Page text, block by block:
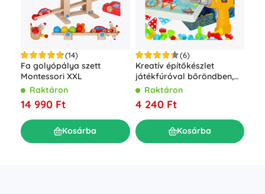
(14)
Fa golyópálya szett
Montessori XXL
Raktáron
14 990 Ft
Kosárba
(6)
Kreatív építőkészlet
játékfúróval bőröndben,
261 darab
Raktáron
4 240 Ft
Kosárba